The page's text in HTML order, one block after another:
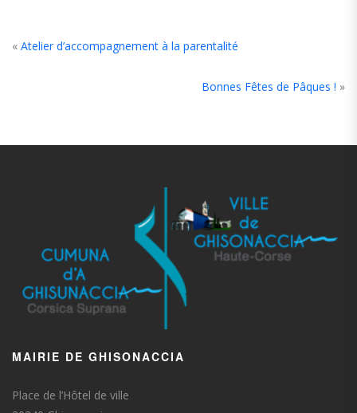
« Atelier d’accompagnement à la parentalité
Bonnes Fêtes de Pâques ! »
MAIRIE DE GHISONACCIA
Place de l’Hôtel de ville